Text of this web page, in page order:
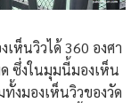
เห็นวิวได้ 360 องศา
ซึ่งในมุมนี้มองเห็น
งมองเห็นวิวของวัด